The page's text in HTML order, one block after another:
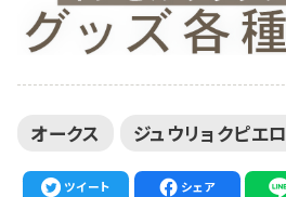
オークス ジュウリョクピエロ
ツイート シェア